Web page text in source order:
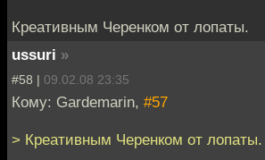
Креативным Черенком от лопаты.
ussuri »
#58 | 09.02.08 23:35
Кому: Gardemarin, #57
> Креативным Черенком от лопаты.